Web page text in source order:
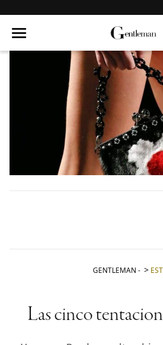
GENTLEMAN -
Las cinco